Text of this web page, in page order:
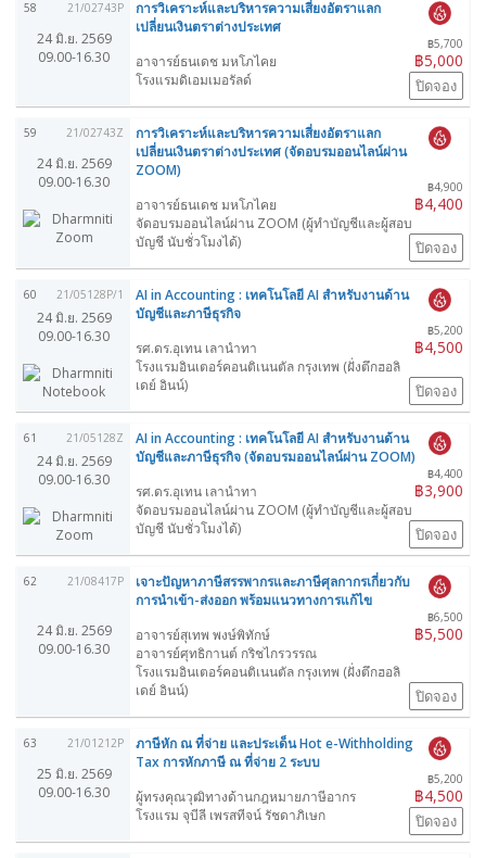
58 21/02743P
24 มิ.ย. 2569
09.00-16.30
การวิเคราะห์และบริหารความเสี่ยงอัตราแลก
เปลี่ยนเงินตราต่างประเทศ
฿5,700
฿5,000
อาจารย์ธนเดช มหโภไคย
โรงแรมดิเอมเมอรัลด์
ปิดจอง
59 21/02743Z
24 มิ.ย. 2569
09.00-16.30
การวิเคราะห์และบริหารความเสี่ยงอัตราแลก
เปลี่ยนเงินตราต่างประเทศ (จัดอบรมออนไลน์ผ่าน
ZOOM)
฿4,900
฿4,400
อาจารย์ธนเดช มหโภไคย
จัดอบรมออนไลน์ผ่าน ZOOM (ผู้ทำบัญชีและผู้สอบ
บัญชี นับชั่วโมงได้)
ปิดจอง
60 21/05128P/1
24 มิ.ย. 2569
09.00-16.30
AI in Accounting : เทคโนโลยี AI สำหรับงานด้าน
บัญชีและภาษีธุรกิจ
฿5,200
฿4,500
รศ.ดร.อุเทน เลานำทา
โรงแรมอินเตอร์คอนติเนนตัล กรุงเทพ (ฝั่งตึกฮอลิ
เดย์ อินน์)
ปิดจอง
61 21/05128Z
24 มิ.ย. 2569
09.00-16.30
AI in Accounting : เทคโนโลยี AI สำหรับงานด้าน
บัญชีและภาษีธุรกิจ (จัดอบรมออนไลน์ผ่าน ZOOM)
฿4,400
฿3,900
รศ.ดร.อุเทน เลานำทา
จัดอบรมออนไลน์ผ่าน ZOOM (ผู้ทำบัญชีและผู้สอบ
บัญชี นับชั่วโมงได้)
ปิดจอง
62 21/08417P
24 มิ.ย. 2569
09.00-16.30
เจาะปัญหาภาษีสรรพากรและภาษีศุลกากรเกี่ยวกับ
การนำเข้า-ส่งออก พร้อมแนวทางการแก้ไข
฿6,500
฿5,500
อาจารย์สุเทพ พงษ์พิทักษ์
อาจารย์ศุทธิกานต์ กริชไกรวรรณ
โรงแรมอินเตอร์คอนติเนนตัล กรุงเทพ (ฝั่งตึกฮอลิ
เดย์ อินน์)
ปิดจอง
63 21/01212P
25 มิ.ย. 2569
09.00-16.30
ภาษีหัก ณ ที่จ่าย และประเด็น Hot e-Withholding
Tax การหักภาษี ณ ที่จ่าย 2 ระบบ
฿5,200
฿4,500
ผู้ทรงคุณวุฒิทางด้านกฎหมายภาษีอากร
โรงแรม จุบีลี เพรสทีจน์ รัชดาภิเษก
ปิดจอง